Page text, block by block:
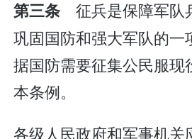
第三条 征兵是保障军队
巩固国防和强大军队的一
据国防需要征集公民服现
本条例。
各级人民政府和军事机关